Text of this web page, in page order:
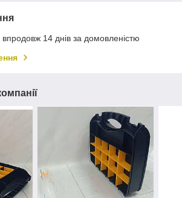
14 днів за домовленістю